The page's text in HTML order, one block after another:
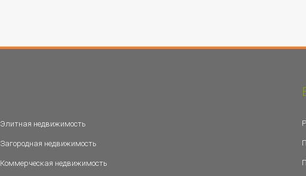
Элитная недвижимость
Загородная недвижимость
Коммерческая недвижимость